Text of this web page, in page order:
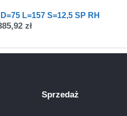
L=157 S=12,5 SP RH
zł
Sprzedaż